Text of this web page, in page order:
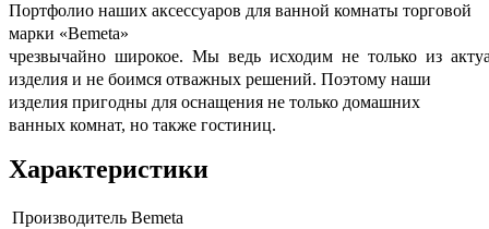
Портфолио наших аксессуаров для ванной комнаты торговой
марки «Bemeta»
чрезвычайно широкое. Мы ведь исходим не только из
изделия и не боимся отважных решений. Поэтому наши
изделия пригодны для оснащения не только домашних
ванных комнат, но также гостиниц.
Характеристики
Производитель Bemeta